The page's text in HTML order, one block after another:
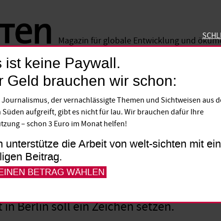
Magazin für globale Entwicklung und
ein
der Kolonialismus die Nord-Süd-
und aufzuarbeiten ist
Berlin soll ein Zeichen setzen.
ist keine Paywall.
Geld brauchen wir schon:
Journalismus, der vernachlässigte Themen und Sichtweisen aus
Süden aufgreift, gibt es nicht für lau. Wir brauchen dafür Ihre
– schon 3 Euro im Monat helfen!
unterstütze die Arbeit von welt-sichten mit
Beitrag.
BETRAG WÄHLEN